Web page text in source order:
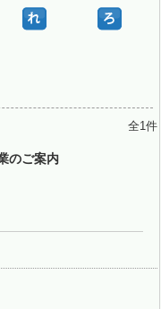
全1件
のご案内